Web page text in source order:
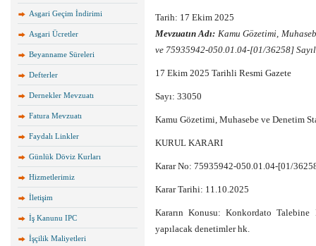
Asgari Geçim İndirimi
Asgari Ücretler
Beyanname Süreleri
Defterler
Dernekler Mevzuatı
Fatura Mevzuatı
Faydalı Linkler
Günlük Döviz Kurları
Hizmetlerimiz
İletişim
İş Kanunu IPC
İşçilik Maliyetleri
Tarih: 17 Ekim 2025
Mevzuatın Adı: Kamu Gözetimi,
ve 75935942-050.01.04-[01/36258]
17 Ekim 2025 Tarihli Resmi Gazete
Sayı: 33050
Kamu Gözetimi, Muhasebe ve Denetim
KURUL KARARI
Karar No: 75935942-050.01.04-[01/
Karar Tarihi: 11.10.2025
Kararın Konusu: Konkordato Talebine
yapılacak denetimler hk.